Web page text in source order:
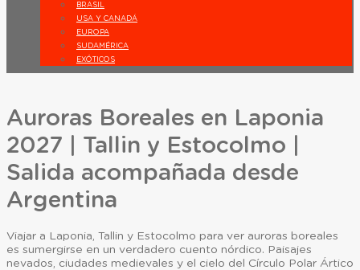
BRASIL
USA Y CANADÁ
EUROPA
SUDAMÉRICA
EXÓTICOS
Auroras Boreales en Laponia
2027 | Tallin y Estocolmo |
Salida acompañada desde
Argentina
Viajar a Laponia, Tallin y Estocolmo para ver auroras boreales
es sumergirse en un verdadero cuento nórdico. Paisajes
nevados, ciudades medievales y el cielo del Círculo Polar Ártico